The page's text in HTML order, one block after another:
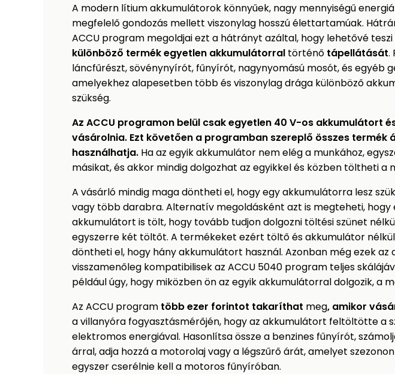
A modern lítium akkumulátorok könnyűek, nagy mennyiségű
megfelelő gondozás mellett viszonylag hosszú élettartamúak.
ACCU program megoldjai ezt a hátrányt azáltal, hogy lehetővé teszi
különböző termék egyetlen akkumulátorral történő tápellátását.
láncfűrészt, sövénynyírót, fűnyírót, nagynyomású mosót, és egyéb
amelyekhez alapesetben több és viszonylag drága különböző
szükség.
Az ACCU programon belül csak egyetlen 40 V-os akkumulátort
vásárolnia. Ezt követően a programban szereplő összes termék
használhatja. Ha az egyik akkumulátor nem elég a munkához,
másikat, és akkor mindig dolgozhat az egyikkel és közben töltheti a
A vásárló mindig maga döntheti el, hogy egy akkumulátorra lesz
vagy több darabra. Alternatív megoldásként azt is megteheti,
akkumulátort is tölt, hogy tovább tudjon dolgozni töltési szünet
egyszerre két töltőt. A termékeket ezért töltő és akkumulátor
döntheti el, hogy hány akkumulátort használ. Azonban még ezek az
visszamenőleg kompatibilisek az ACCU 5040 program teljes
például úgy, hogy miközben ön az egyik akkumulátorral dolgozik, a
Az ACCU program több ezer forintot takaríthat meg, amikor
a villanyóra fogyasztásmérőjén, hogy az akkumulátort feltöltötte a
elektromos energiával. Hasonlítsa össze a benzines fűnyírót,
árral, adja hozzá a motorolaj vagy a légszűrő árát, amelyet
egyszer cserélnie kell a motoros fűnyíróban.